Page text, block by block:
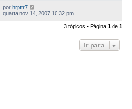
por hrpttr7
quarta nov 14, 2007 10:32 pm
3 tópicos • Página 1 de 1
Ir para